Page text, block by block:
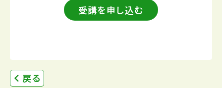
受講を申し込む
戻る